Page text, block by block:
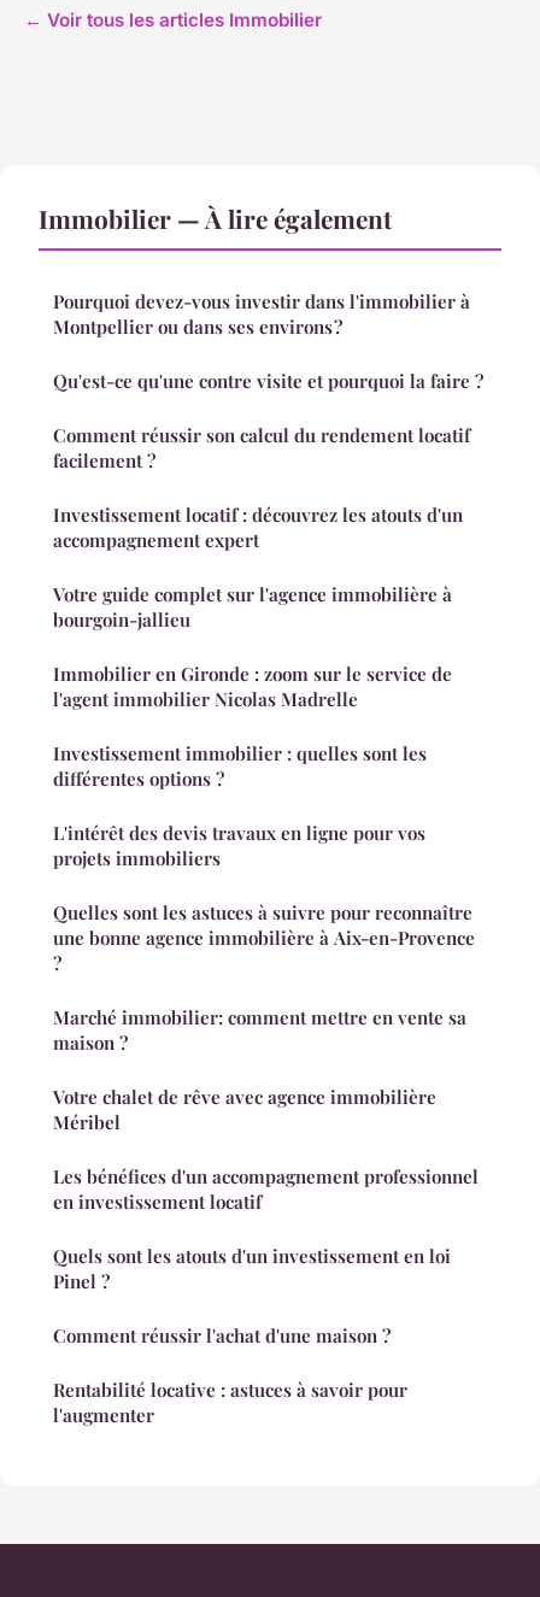
← Voir tous les articles Immobilier
Immobilier — À lire également
Pourquoi devez-vous investir dans l'immobilier à
Montpellier ou dans ses environs ?
Qu'est-ce qu'une contre visite et pourquoi la faire ?
Comment réussir son calcul du rendement locatif
facilement ?
Investissement locatif : découvrez les atouts d'un
accompagnement expert
Votre guide complet sur l'agence immobilière à
bourgoin-jallieu
Immobilier en Gironde : zoom sur le service de
l'agent immobilier Nicolas Madrelle
Investissement immobilier : quelles sont les
différentes options ?
L'intérêt des devis travaux en ligne pour vos
projets immobiliers
Quelles sont les astuces à suivre pour reconnaître
une bonne agence immobilière à Aix-en-Provence
?
Marché immobilier: comment mettre en vente sa
maison ?
Votre chalet de rêve avec agence immobilière
Méribel
Les bénéfices d'un accompagnement professionnel
en investissement locatif
Quels sont les atouts d'un investissement en loi
Pinel ?
Comment réussir l'achat d'une maison ?
Rentabilité locative : astuces à savoir pour
l'augmenter